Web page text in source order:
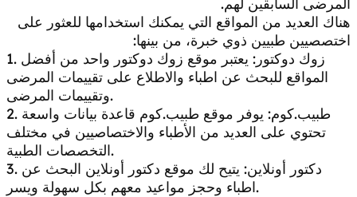
هناك العديد من المواقع التي يمكنك استخدامها للعثور على
اختصصيين طبيين ذوي خبرة، من بينها:
1. زوك دوكتور: يعتبر موقع زوك دوكتور واحد من أفضل
المواقع للبحث عن اطباء والاطلاع على تقييمات المرضى
وتقييمات المرضى.
2. طبيب.كوم: يوفر موقع طبيب.كوم قاعدة بيانات واسعة
تحتوي على العديد من الأطباء والاختصاصيين في مختلف
التخصصات الطبية.
3. دكتور أونلاين: يتيح لك موقع دكتور أونلاين البحث عن
اطباء وحجز مواعيد معهم بكل سهولة ويسر.